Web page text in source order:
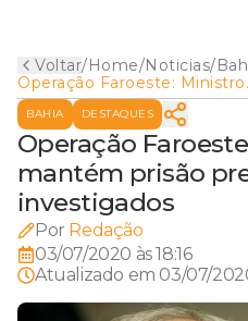
Voltar/Home/Noticias/
Operação Faroeste: Ministro
do STJ mantém prisão
preventiva de seis
investigados
BAHIA DESTAQUES
Operação
mantém prisão
investigados
Por Redação
03/07/2020 às 18:16
Atualizado em 03/07/